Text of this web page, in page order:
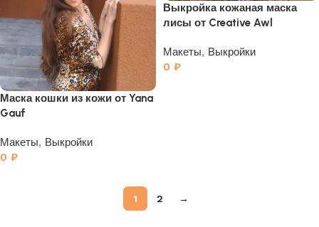
Маска кошки из кожи от Yana
Gauf
Макеты, Выкройки
0 ₽
Выкройка кожаная маска
лисы от Creative Awl
Макеты, Выкройки
0 ₽
1 2 →